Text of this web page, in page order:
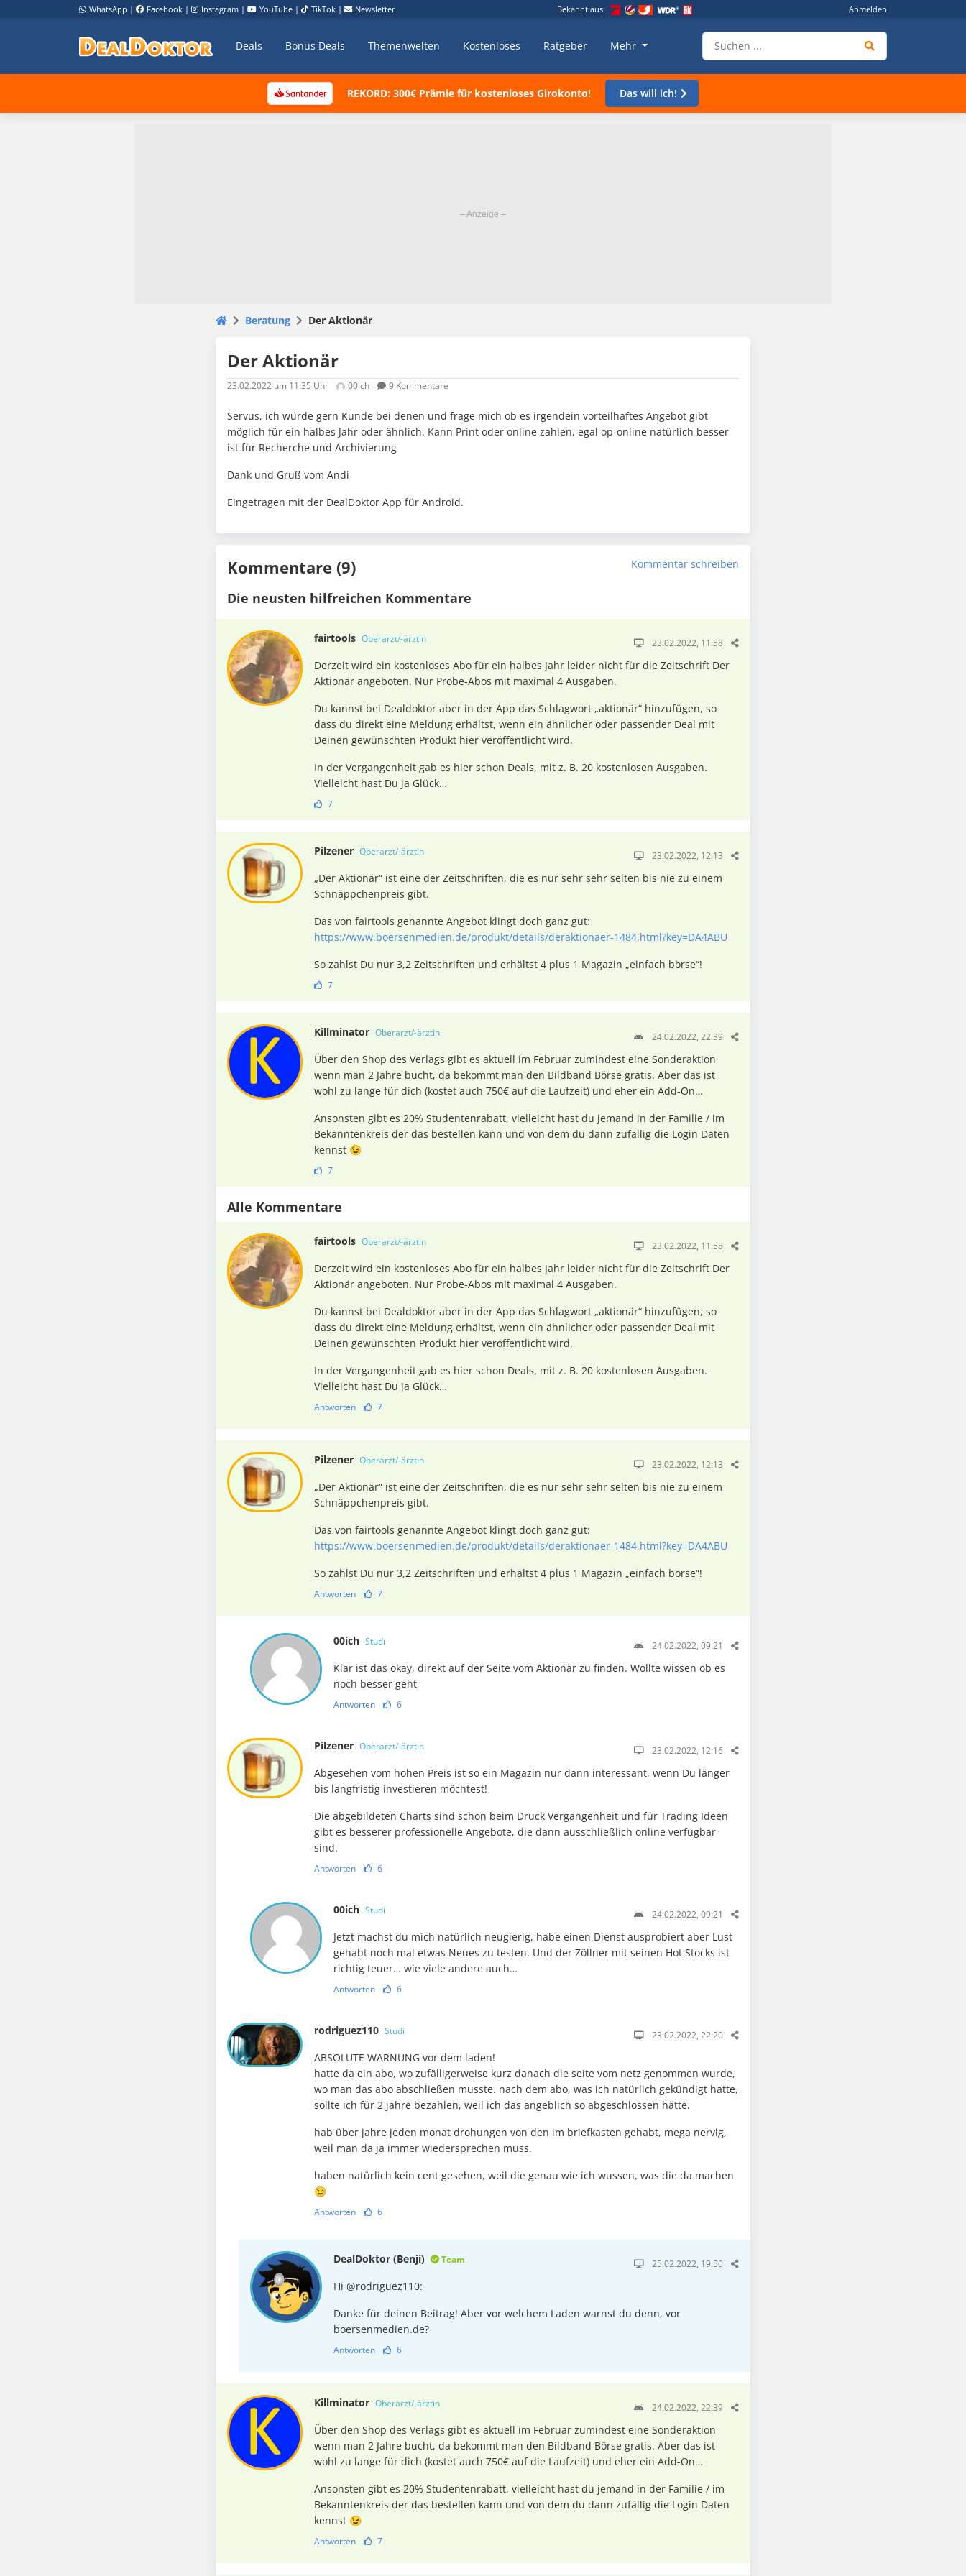
WhatsApp | Facebook | Instagram | YouTube | TikTok | Newsletter Bekannt aus: Anmelden
Deals Bonus Deals Themenwelten Kostenloses Ratgeber Mehr
REKORD: 300€ Prämie für kostenloses Girokonto! Das will ich!
Beratung Der Aktionär
Der Aktionär
23.02.2022 um 11:35 Uhr 00ich 9 Kommentare
Servus, ich würde gern Kunde bei denen und frage mich ob es irgendein vorteilhaftes Angebot gibt
möglich für ein halbes Jahr oder ähnlich. Kann Print oder online zahlen, egal op-online natürlich besser
ist für Recherche und Archivierung
Dank und Gruß vom Andi
Eingetragen mit der DealDoktor App für Android.
Kommentare (9) Kommentar schreiben
Die neusten hilfreichen Kommentare
fairtools Oberarzt/-ärztin 23.02.2022, 11:58
Derzeit wird ein kostenloses Abo für ein halbes Jahr leider nicht für die Zeitschrift Der
Aktionär angeboten. Nur Probe-Abos mit maximal 4 Ausgaben.
Du kannst bei Dealdoktor aber in der App das Schlagwort „aktionär“ hinzufügen, so
dass du direkt eine Meldung erhältst, wenn ein ähnlicher oder passender Deal mit
Deinen gewünschten Produkt hier veröffentlicht wird.
In der Vergangenheit gab es hier schon Deals, mit z. B. 20 kostenlosen Ausgaben.
Vielleicht hast Du ja Glück…
7
Pilzener Oberarzt/-ärztin 23.02.2022, 12:13
„Der Aktionär“ ist eine der Zeitschriften, die es nur sehr sehr selten bis nie zu einem
Schnäppchenpreis gibt.
Das von fairtools genannte Angebot klingt doch ganz gut:
https://www.boersenmedien.de/produkt/details/deraktionaer-1484.html?key=DA4ABU
So zahlst Du nur 3,2 Zeitschriften und erhältst 4 plus 1 Magazin „einfach börse“!
7
Killminator Oberarzt/-ärztin 24.02.2022, 22:39
Über den Shop des Verlags gibt es aktuell im Februar zumindest eine Sonderaktion
wenn man 2 Jahre bucht, da bekommt man den Bildband Börse gratis. Aber das ist
wohl zu lange für dich (kostet auch 750€ auf die Laufzeit) und eher ein Add-On…
Ansonsten gibt es 20% Studentenrabatt, vielleicht hast du jemand in der Familie / im
Bekanntenkreis der das bestellen kann und von dem du dann zufällig die Login Daten
kennst 😉
7
Alle Kommentare
fairtools Oberarzt/-ärztin 23.02.2022, 11:58
Derzeit wird ein kostenloses Abo für ein halbes Jahr leider nicht für die Zeitschrift Der
Aktionär angeboten. Nur Probe-Abos mit maximal 4 Ausgaben.
Du kannst bei Dealdoktor aber in der App das Schlagwort „aktionär“ hinzufügen, so
dass du direkt eine Meldung erhältst, wenn ein ähnlicher oder passender Deal mit
Deinen gewünschten Produkt hier veröffentlicht wird.
In der Vergangenheit gab es hier schon Deals, mit z. B. 20 kostenlosen Ausgaben.
Vielleicht hast Du ja Glück…
Antworten 7
Pilzener Oberarzt/-ärztin 23.02.2022, 12:13
„Der Aktionär“ ist eine der Zeitschriften, die es nur sehr sehr selten bis nie zu einem
Schnäppchenpreis gibt.
Das von fairtools genannte Angebot klingt doch ganz gut:
https://www.boersenmedien.de/produkt/details/deraktionaer-1484.html?key=DA4ABU
So zahlst Du nur 3,2 Zeitschriften und erhältst 4 plus 1 Magazin „einfach börse“!
Antworten 7
00ich Studi 24.02.2022, 09:21
Klar ist das okay, direkt auf der Seite vom Aktionär zu finden. Wollte wissen ob es
noch besser geht
Antworten 6
Pilzener Oberarzt/-ärztin 23.02.2022, 12:16
Abgesehen vom hohen Preis ist so ein Magazin nur dann interessant, wenn Du länger
bis langfristig investieren möchtest!
Die abgebildeten Charts sind schon beim Druck Vergangenheit und für Trading Ideen
gibt es besserer professionelle Angebote, die dann ausschließlich online verfügbar
sind.
Antworten 6
00ich Studi 24.02.2022, 09:21
Jetzt machst du mich natürlich neugierig, habe einen Dienst ausprobiert aber Lust
gehabt noch mal etwas Neues zu testen. Und der Zöllner mit seinen Hot Stocks ist
richtig teuer… wie viele andere auch…
Antworten 6
rodriguez110 Studi 23.02.2022, 22:20
ABSOLUTE WARNUNG vor dem laden!
hatte da ein abo, wo zufälligerweise kurz danach die seite vom netz genommen wurde,
wo man das abo abschließen musste. nach dem abo, was ich natürlich gekündigt hatte,
sollte ich für 2 jahre bezahlen, weil ich das angeblich so abgeschlossen hätte.
hab über jahre jeden monat drohungen von den im briefkasten gehabt, mega nervig,
weil man da ja immer wiedersprechen muss.
haben natürlich kein cent gesehen, weil die genau wie ich wussen, was die da machen
😉
Antworten 6
DealDoktor (Benji) Team 25.02.2022, 19:50
Hi @rodriguez110:
Danke für deinen Beitrag! Aber vor welchem Laden warnst du denn, vor
boersenmedien.de?
Antworten 6
Killminator Oberarzt/-ärztin 24.02.2022, 22:39
Über den Shop des Verlags gibt es aktuell im Februar zumindest eine Sonderaktion
wenn man 2 Jahre bucht, da bekommt man den Bildband Börse gratis. Aber das ist
wohl zu lange für dich (kostet auch 750€ auf die Laufzeit) und eher ein Add-On…
Ansonsten gibt es 20% Studentenrabatt, vielleicht hast du jemand in der Familie / im
Bekanntenkreis der das bestellen kann und von dem du dann zufällig die Login Daten
kennst 😉
Antworten 7